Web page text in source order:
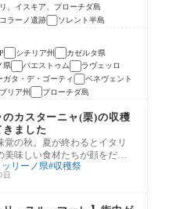
、イスキア、プローチダ島
ラーノ遺跡 ソレント半島
シチリア州
カゼルタ県
県 パエストゥム
ラヴェッロ
ガタ・デ・ゴーティ
ベネヴェント
リア州 プローチダ島
のカスターニャ(栗)の収穫
ました
覚の秋。夏が終わるとイタリ
美味しい食材たちが顔をだし
表格といえばイタリア語でカ
リーノ県 収穫祭